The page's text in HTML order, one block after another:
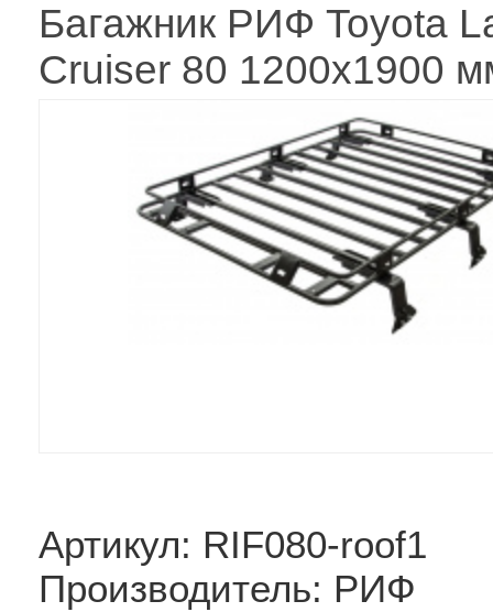
Багажник РИФ Toyota
Cruiser 80 1200x1900
Артикул: RIF080-roof1
Производитель: РИФ